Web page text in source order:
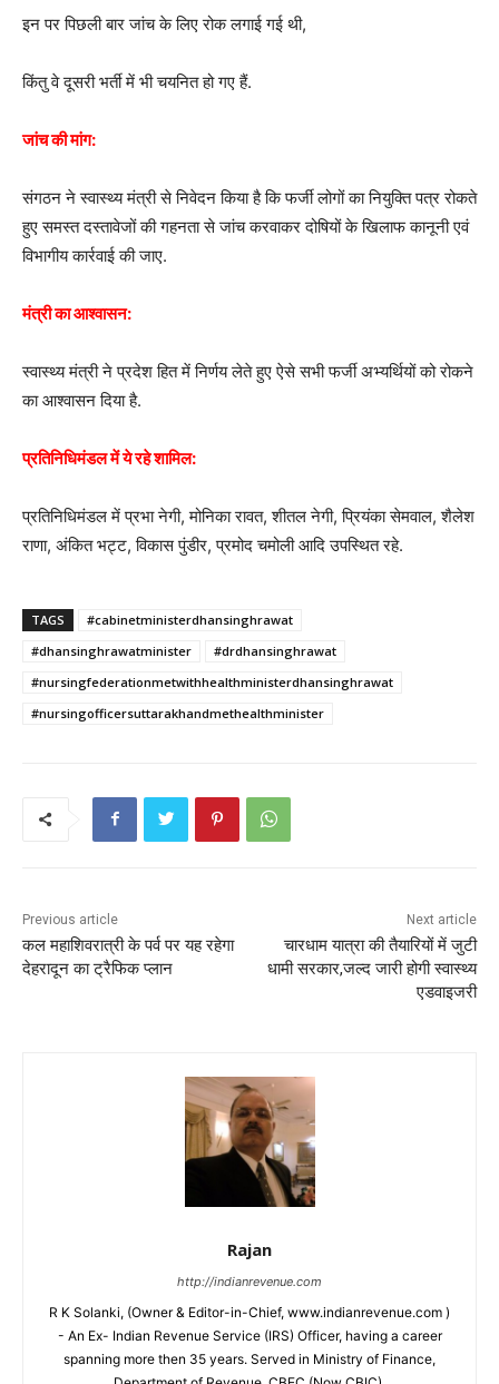
इन पर पिछली बार जांच के लिए रोक लगाई गई थी,
किंतु वे दूसरी भर्ती में भी चयनित हो गए हैं.
जांच की मांग:
संगठन ने स्वास्थ्य मंत्री से निवेदन किया है कि फर्जी लोगों का नियुक्ति पत्र रोकते
हुए समस्त दस्तावेजों की गहनता से जांच करवाकर दोषियों के खिलाफ कानूनी एवं
विभागीय कार्रवाई की जाए.
मंत्री का आश्वासन:
स्वास्थ्य मंत्री ने प्रदेश हित में निर्णय लेते हुए ऐसे सभी फर्जी अभ्यर्थियों को रोकने
का आश्वासन दिया है.
प्रतिनिधिमंडल में ये रहे शामिल:
प्रतिनिधिमंडल में प्रभा नेगी, मोनिका रावत, शीतल नेगी, प्रियंका सेमवाल, शैलेश
राणा, अंकित भट्ट, विकास पुंडीर, प्रमोद चमोली आदि उपस्थित रहे.
TAGS
#cabinetministerdhansinghrawat
#dhansinghrawatminister
#drdhansinghrawat
#nursingfederationmetwithhealthministerdhansinghrawat
#nursingofficersuttarakhandmethealthminister
Previous article
कल महाशिवरात्री के पर्व पर यह रहेगा
देहरादून का ट्रैफिक प्लान
Next article
चारधाम यात्रा की तैयारियों में जुटी
धामी सरकार,जल्द जारी होगी स्वास्थ्य
एडवाइजरी
Rajan
http://indianrevenue.com
R K Solanki, (Owner & Editor-in-Chief, www.indianrevenue.com )
- An Ex- Indian Revenue Service (IRS) Officer, having a career
spanning more then 35 years. Served in Ministry of Finance,